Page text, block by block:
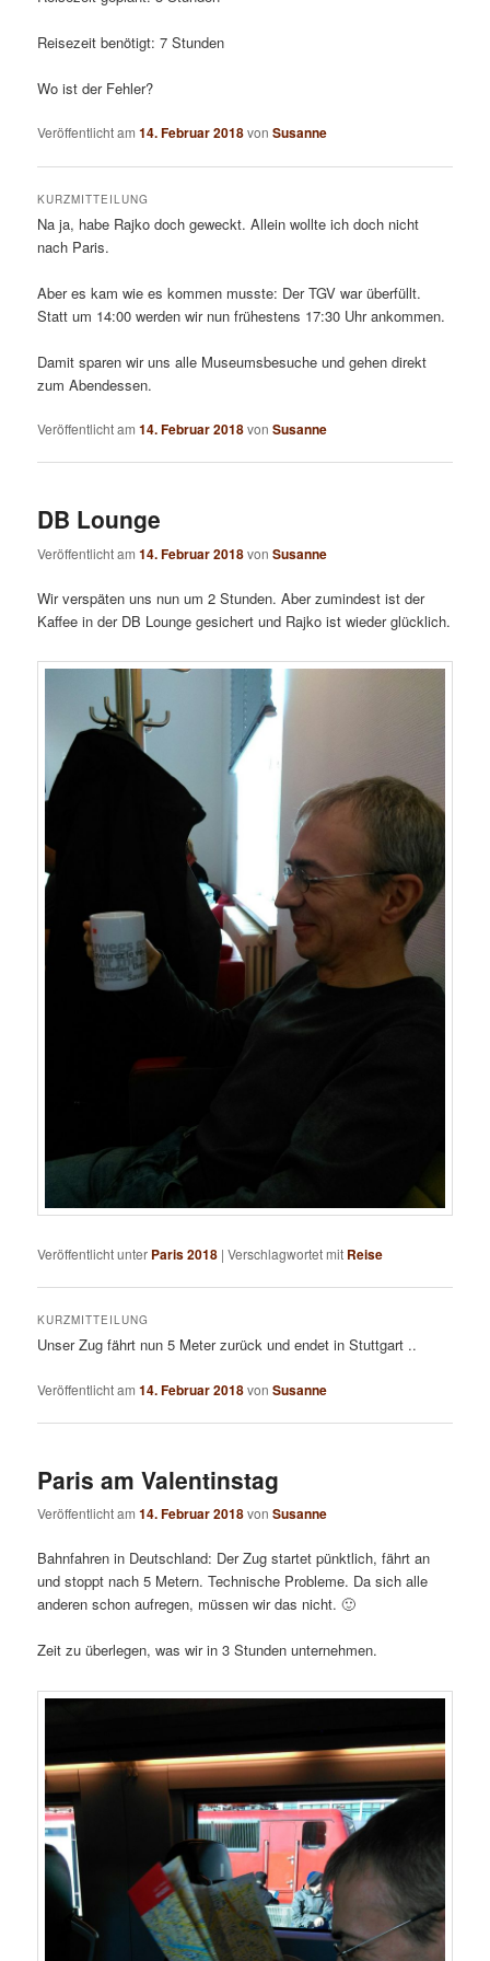
Reisezeit benötigt: 7 Stunden
Wo ist der Fehler?
Veröffentlicht am14. Februar 2018vonSusanne
KURZMITTEILUNG
Na ja, habe Rajko doch geweckt. Allein wollte ich doch nicht
nach Paris.
Aber es kam wie es kommen musste: Der TGV war überfüllt.
Statt um 14:00 werden wir nun frühestens 17:30 Uhr ankommen.
Damit sparen wir uns alle Museumsbesuche und gehen direkt
zum Abendessen.
Veröffentlicht am14. Februar 2018vonSusanne
DB Lounge
Veröffentlicht am14. Februar 2018vonSusanne
Wir verspäten uns nun um 2 Stunden. Aber zumindest ist der
Kaffee in der DB Lounge gesichert und Rajko ist wieder glücklich.
Veröffentlicht unter Paris 2018 |Verschlagwortet mit Reise
KURZMITTEILUNG
Unser Zug fährt nun 5 Meter zurück und endet in Stuttgart ..
Veröffentlicht am14. Februar 2018vonSusanne
Paris am Valentinstag
Veröffentlicht am14. Februar 2018vonSusanne
Bahnfahren in Deutschland: Der Zug startet pünktlich, fährt an
und stoppt nach 5 Metern. Technische Probleme. Da sich alle
anderen schon aufregen, müssen wir das nicht. 🙂
Zeit zu überlegen, was wir in 3 Stunden unternehmen.